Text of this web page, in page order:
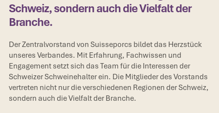
Schweiz, sondern auch die Vielfalt der
Branche.
Der Zentralvorstand von Suisseporcs bildet das Herzstück
unseres Verbandes. Mit Erfahrung, Fachwissen und
Engagement setzt sich das Team für die Interessen der
Schweizer Schweinehalter ein. Die Mitglieder des Vorstands
vertreten nicht nur die verschiedenen Regionen der Schweiz,
sondern auch die Vielfalt der Branche.